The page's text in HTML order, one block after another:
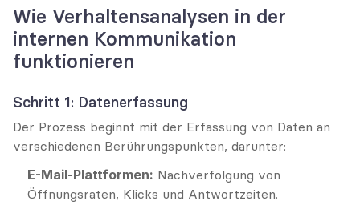
Wie Verhaltensanalysen in der
internen Kommunikation
funktionieren
Schritt 1: Datenerfassung
Der Prozess beginnt mit der Erfassung von Daten an
verschiedenen Berührungspunkten, darunter:
E-Mail-Plattformen: Nachverfolgung von
Öffnungsraten, Klicks und Antwortzeiten.